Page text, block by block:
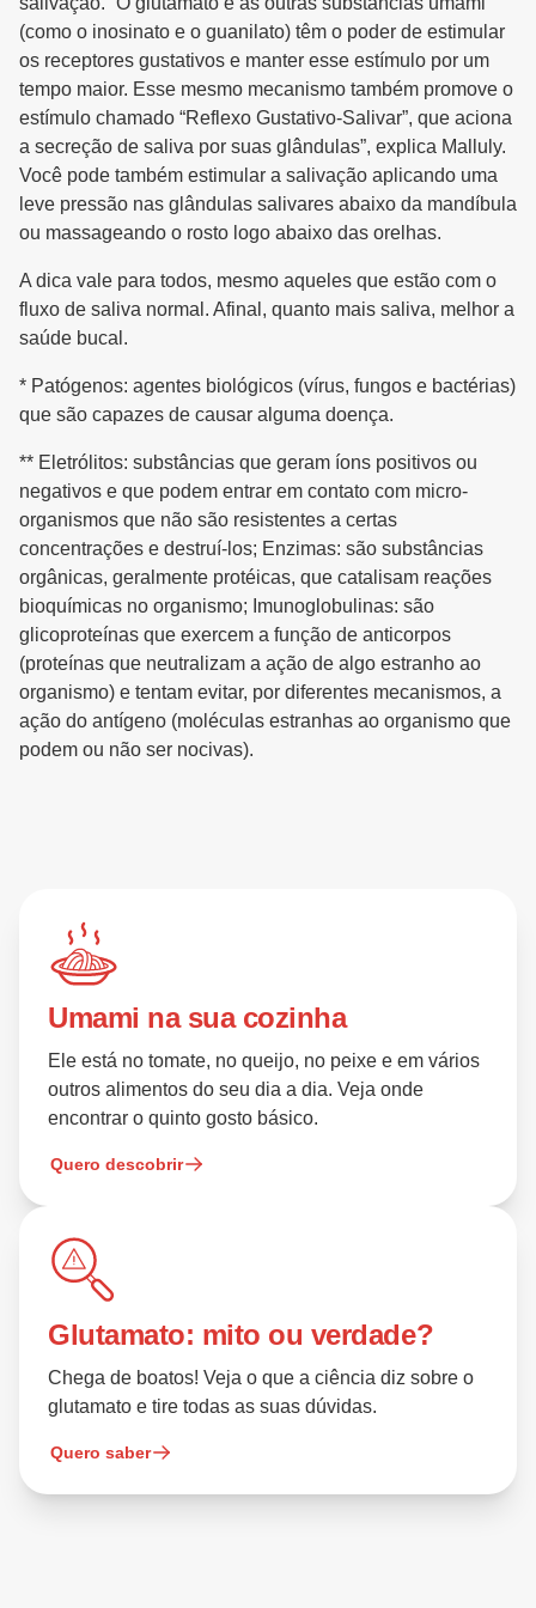
(como o inosinato e o guanilato) têm o poder de estimular
os receptores gustativos e manter esse estímulo por um
tempo maior. Esse mesmo mecanismo também promove o
estímulo chamado “Reflexo Gustativo-Salivar”, que aciona
a secreção de saliva por suas glândulas”, explica Malluly.
Você pode também estimular a salivação aplicando uma
leve pressão nas glândulas salivares abaixo da mandíbula
ou massageando o rosto logo abaixo das orelhas.
A dica vale para todos, mesmo aqueles que estão com o
fluxo de saliva normal. Afinal, quanto mais saliva, melhor a
saúde bucal.
* Patógenos: agentes biológicos (vírus, fungos e bactérias)
que são capazes de causar alguma doença.
** Eletrólitos: substâncias que geram íons positivos ou
negativos e que podem entrar em contato com micro-
organismos que não são resistentes a certas
concentrações e destruí-los; Enzimas: são substâncias
orgânicas, geralmente protéicas, que catalisam reações
bioquímicas no organismo; Imunoglobulinas: são
glicoproteínas que exercem a função de anticorpos
(proteínas que neutralizam a ação de algo estranho ao
organismo) e tentam evitar, por diferentes mecanismos, a
ação do antígeno (moléculas estranhas ao organismo que
podem ou não ser nocivas).
Umami na sua cozinha
Ele está no tomate, no queijo, no peixe e em vários
outros alimentos do seu dia a dia. Veja onde
encontrar o quinto gosto básico.
Quero descobrir
Glutamato: mito ou verdade?
Chega de boatos! Veja o que a ciência diz sobre o
glutamato e tire todas as suas dúvidas.
Quero saber